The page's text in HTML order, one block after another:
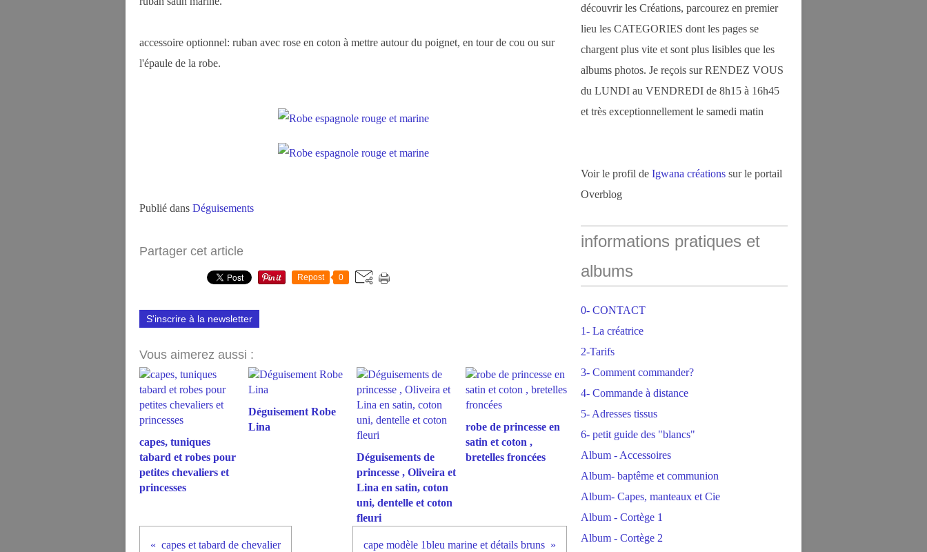
accessoire optionnel: ruban avec rose en coton à mettre autour du poignet, en tour de cou ou sur
l'épaule de la robe.
Publié dans Déguisements
Partager cet article
Repost 0
S'inscrire à la newsletter
Vous aimerez aussi :
capes, tuniques
tabard et robes pour
petites chevaliers et
princesses
Déguisement Robe
Lina
Déguisements de
princesse , Oliveira et
Lina en satin, coton
uni, dentelle et coton
fleuri
robe de princesse en
satin et coton ,
bretelles froncées
capes et tabard de chevalier cape modèle 1bleu marine et détails bruns
découvrir les Créations, parcourez en premier
lieu les CATEGORIES dont les pages se
chargent plus vite et sont plus lisibles que les
albums photos. Je reçois sur RENDEZ VOUS
du LUNDI au VENDREDI de 8h15 à 16h45
et très exceptionnellement le samedi matin
Voir le profil de Igwana créations sur le portail
Overblog
informations pratiques et
albums
0- CONTACT
1- La créatrice
2-Tarifs
3- Comment commander?
4- Commande à distance
5- Adresses tissus
6- petit guide des "blancs"
Album - Accessoires
Album- baptême et communion
Album- Capes, manteaux et Cie
Album - Cortège 1
Album - Cortège 2